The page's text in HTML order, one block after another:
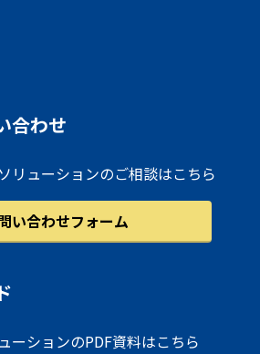
合わせ
リューションのご相談はこちら
い合わせフォーム
ーションのPDF資料はこちら